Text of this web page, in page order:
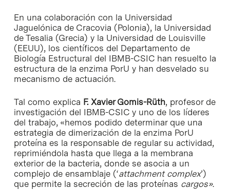
En una colaboración con la Universidad
Jaguelónica de Cracovia (Polonia), la Universidad
de Tesalia (Grecia) y la Universidad de Louisville
(EEUU), los científicos del Departamento de
Biología Estructural del IBMB-CSIC han resuelto la
estructura de la enzima PorU y han desvelado su
mecanismo de actuación.
Tal como explica F. Xavier Gomis-Rüth, profesor de
investigación del IBMB-CSIC y uno de los líderes
del trabajo, «hemos podido determinar que una
estrategia de dimerización de la enzima PorU
proteína es la responsable de regular su actividad,
reprimiéndola hasta que llega a la membrana
exterior de la bacteria, donde se asocia a un
complejo de ensamblaje (‘attachment complex’)
que permite la secreción de las proteínas cargos».